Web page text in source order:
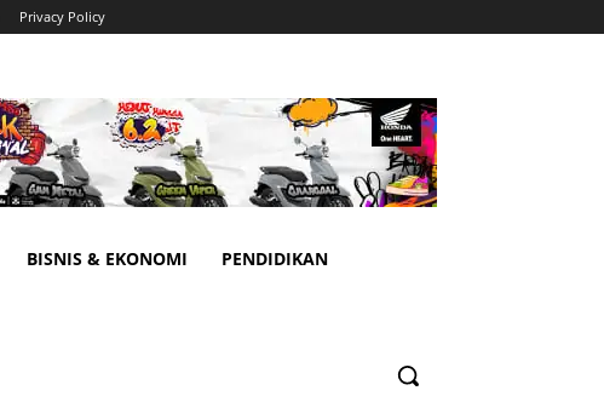
Privacy Policy
BISNIS & EKONOMI PENDIDIKAN